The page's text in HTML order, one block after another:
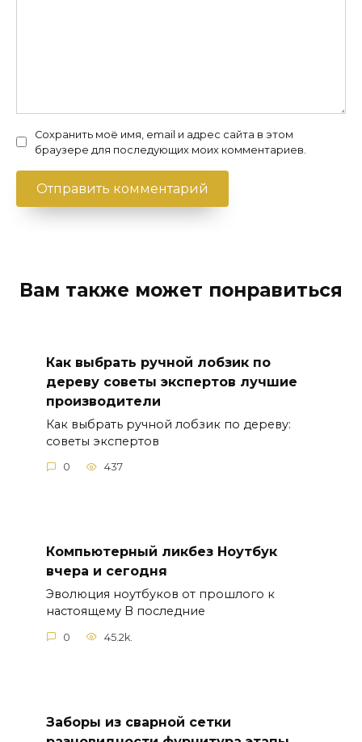
Сохранить моё имя, email и адрес сайта в этом
браузере для последующих моих комментариев.
Вам также может понравиться
Как выбрать ручной лобзик по
дереву советы экспертов лучшие
производители
Как выбрать ручной лобзик по дереву:
советы экспертов
0 437
Компьютерный ликбез Ноутбук
вчера и сегодня
Эволюция ноутбуков от прошлого к
настоящему В последние
0 45.2k.
Заборы из сварной сетки